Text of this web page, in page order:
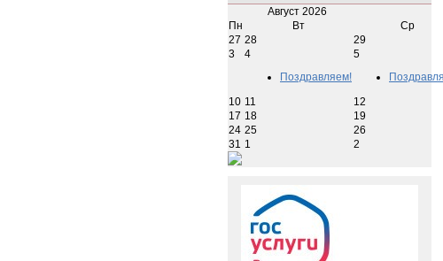
Август 2026
Пн
Вт
Ср
27 28
29
3
4
Поздравляем!
5
10 11
12
17 18
19
24 25
26
31 1 2